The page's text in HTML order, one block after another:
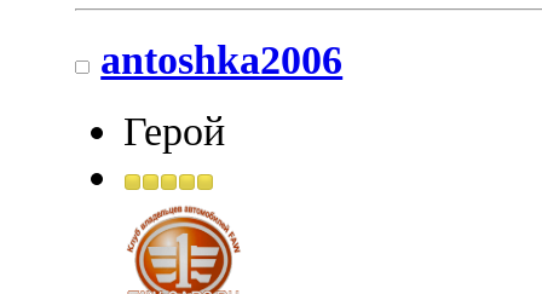
antoshka2006
Герой